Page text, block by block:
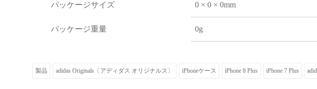
パッケージサイズ 0 × 0 × 0mm
パッケージ重量 0g
製品 adidas Originals〔アディダス オリジナルス〕 iPhoneケース iPhone 8 Plus iPhone 7 Plus